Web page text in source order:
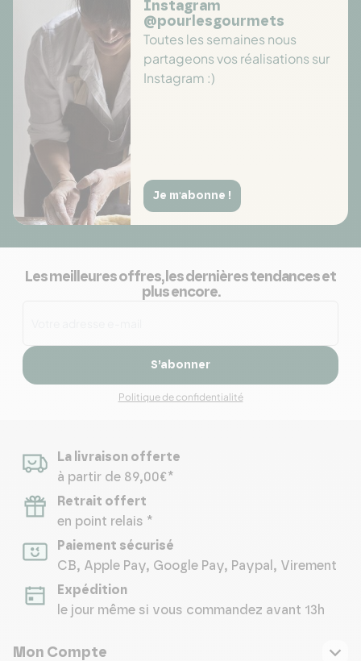
Instagram
@pourlesgourmets
Toutes les semaines nous
partageons vos réalisations sur
Instagram :)
Je m'abonne !
Les meilleures offres, les dernières tendances et
plus encore.
S’abonner
Politique de confidentialité
La livraison offerte
à partir de 89,00€*
Retrait offert
en point relais *
Paiement sécurisé
CB, Apple Pay, Google Pay, Paypal, Virement
Expédition
le jour même si vous commandez avant 13h
Mon Compte